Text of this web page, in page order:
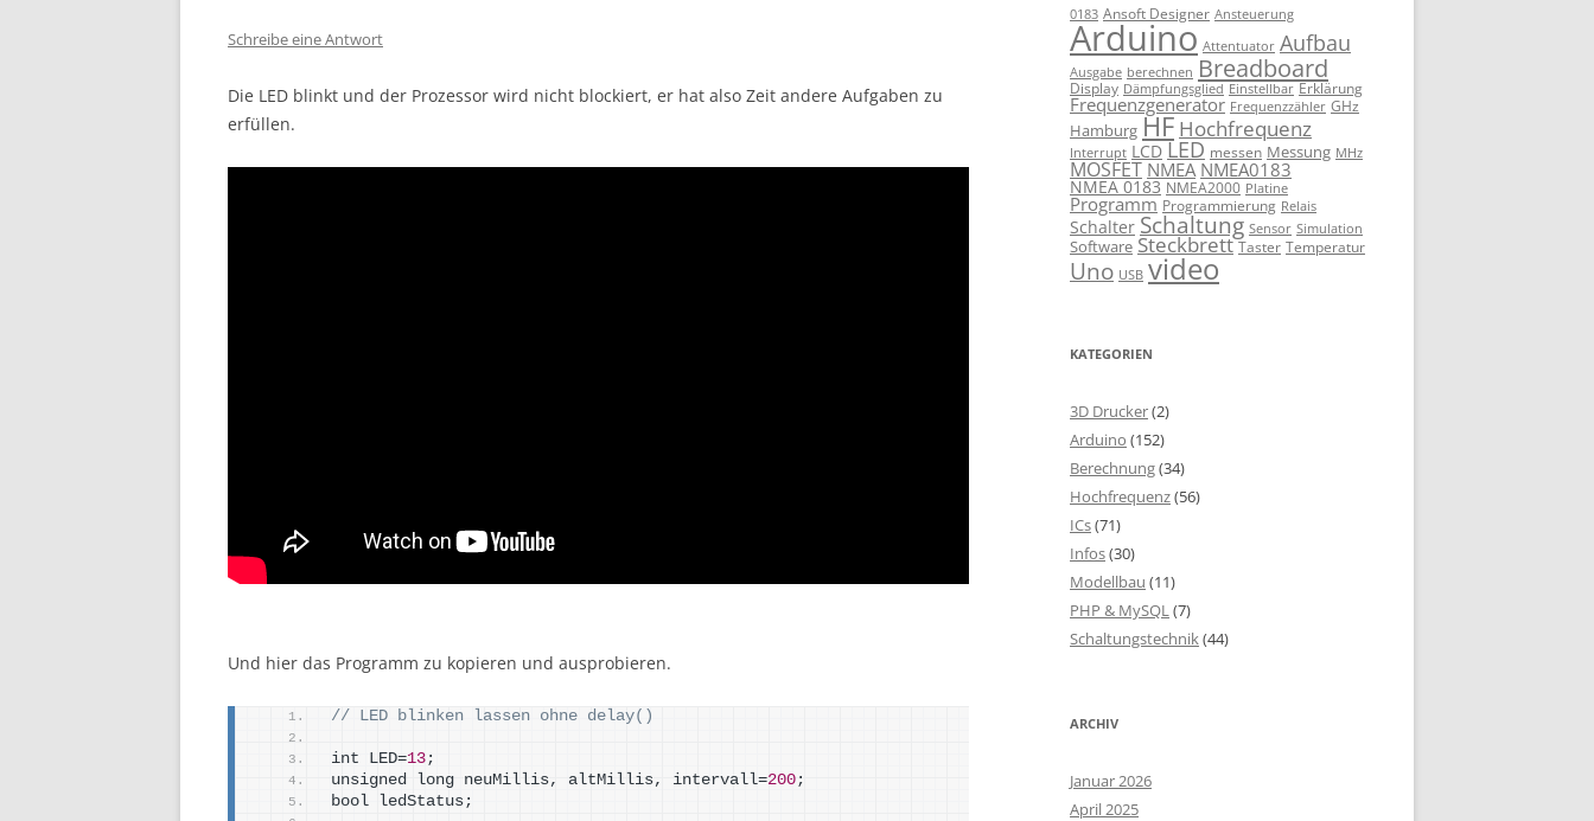
Schreibe eine Antwort
Die LED blinkt und der Prozessor wird nicht blockiert, er hat also Zeit andere Aufgaben zu
erfüllen.
Und hier das Programm zu kopieren und ausprobieren.
// LED blinken lassen ohne delay()
int LED=13;
unsigned long neuMillis, altMillis, intervall=200;
bool ledStatus;
0183 Ansoft Designer Ansteuerung
Arduino Attentuator Aufbau
Ausgabe berechnen Breadboard
Display Dämpfungsglied Einstellbar Erklärung
Frequenzgenerator Frequenzzähler GHz
Hamburg HF Hochfrequenz
Interrupt LCD LED messen Messung MHz
MOSFET NMEA NMEA0183
NMEA 0183 NMEA2000 Platine
Programm Programmierung Relais
Schalter Schaltung Sensor Simulation
Software Steckbrett Taster Temperatur
Uno USB video
KATEGORIEN
3D Drucker(2)
Arduino (152)
Berechnung(34)
Hochfrequenz(56)
ICs(71)
Infos(30)
Modellbau (11)
PHP & MySQL(7)
Schaltungstechnik(44)
ARCHIV
Januar 2026
April 2025